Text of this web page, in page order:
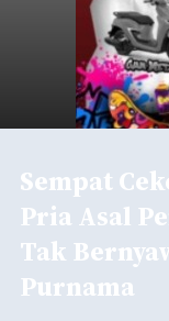
Sempat
Pria Asal
Tak
Purnama